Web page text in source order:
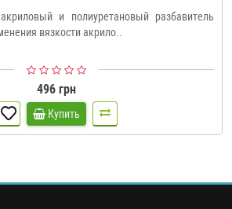
и полиуретановый разбавитель
вязкости акрило..
496 грн
Купить